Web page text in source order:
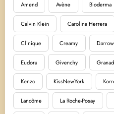
Amend Avène Bioderma
Calvin Klein Carolina Herrera
Clinique Creamy Darrow
Eudora Givenchy
Kenzo KissNewYork
Lancôme La Roche-Posay